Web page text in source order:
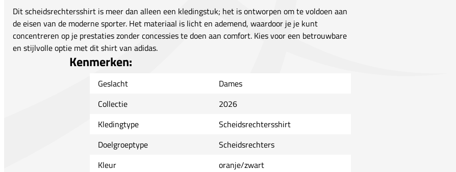
Dit scheidsrechtersshirt is meer dan alleen een kledingstuk; het is ontworpen om te voldoen aan
de eisen van de moderne sporter. Het materiaal is licht en ademend, waardoor je je kunt
concentreren op je prestaties zonder concessies te doen aan comfort. Kies voor een betrouwbare
en stijlvolle optie met dit shirt van adidas.
Kenmerken:
Geslacht
Dames
Collectie
2026
Kledingtype
Scheidsrechtersshirt
Doelgroeptype
Scheidsrechters
Kleur
oranje/zwart